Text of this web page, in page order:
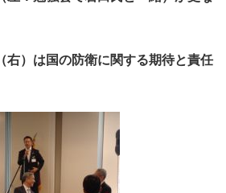
（右）は国の防衛に関する期待と責任